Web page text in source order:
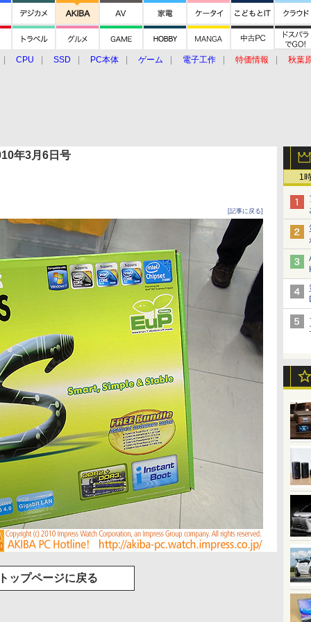
CPU SSD PC本体 ゲーム 電子工作 特価情報
秋葉
1
年3月6日号
[記事に戻る]
ップページに戻る